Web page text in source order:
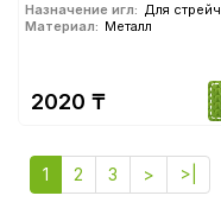
Назначение игл: Для стрейч
Материал: Металл
2020 ₸
1 2 3 > >|